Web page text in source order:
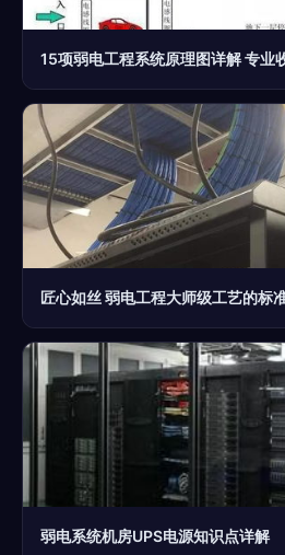
15项弱电工程系统原理图详解 专业
匠心如丝 弱电工程大师级工艺的标
弱电系统机房UPS电源知识点详解